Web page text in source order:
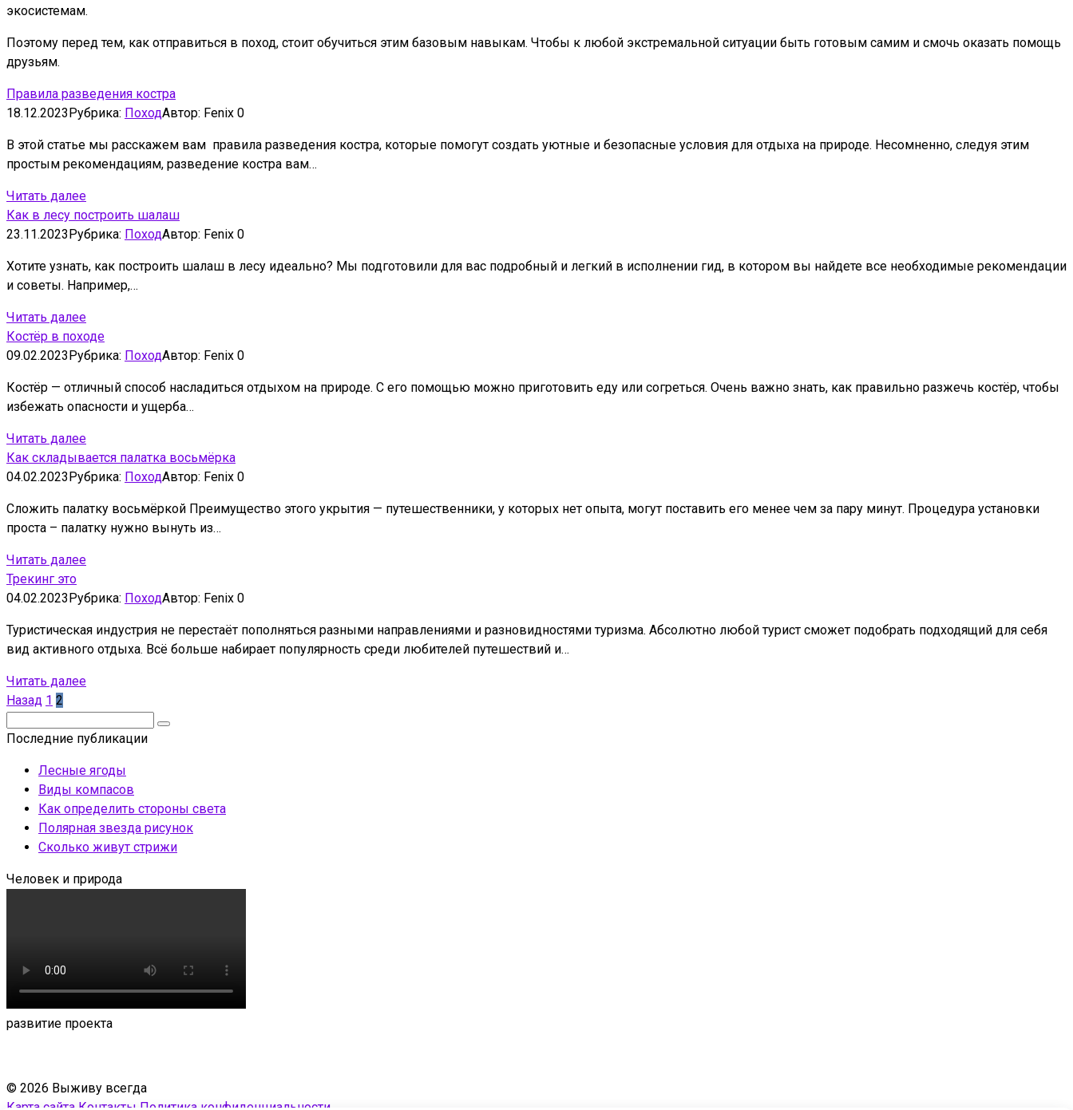
экосистемам.
Поэтому перед тем, как отправиться в поход, стоит обучиться этим базовым навыкам. Чтобы к любой экстремальной ситуации быть готовым самим и смочь оказать помощь
друзьям.
Правила разведения костра
18.12.2023Рубрика: ПоходАвтор: Fenix 0
В этой статье мы расскажем вам правила разведения костра, которые помогут создать уютные и безопасные условия для отдыха на природе. Несомненно, следуя этим
простым рекомендациям, разведение костра вам…
Читать далее
Как в лесу построить шалаш
23.11.2023Рубрика: ПоходАвтор: Fenix 0
Хотите узнать, как построить шалаш в лесу идеально? Мы подготовили для вас подробный и легкий в исполнении гид, в котором вы найдете все необходимые рекомендации
и советы. Например,…
Читать далее
Костёр в походе
09.02.2023Рубрика: ПоходАвтор: Fenix 0
Костёр — отличный способ насладиться отдыхом на природе. С его помощью можно приготовить еду или согреться. Очень важно знать, как правильно разжечь костёр, чтобы
избежать опасности и ущерба…
Читать далее
Как складывается палатка восьмёрка
04.02.2023Рубрика: ПоходАвтор: Fenix 0
Сложить палатку восьмёркой Преимущество этого укрытия — путешественники, у которых нет опыта, могут поставить его менее чем за пару минут. Процедура установки
проста – палатку нужно вынуть из…
Читать далее
Трекинг это
04.02.2023Рубрика: ПоходАвтор: Fenix 0
Туристическая индустрия не перестаёт пополняться разными направлениями и разновидностями туризма. Абсолютно любой турист сможет подобрать подходящий для себя
вид активного отдыха. Всё больше набирает популярность среди любителей путешествий и…
Читать далее
Пагинация
Назад 1 2
Последние публикации
Лесные ягоды
Виды компасов
Как определить стороны света
Полярная звезда рисунок
Сколько живут стрижи
Человек и природа
развитие проекта
© 2026 Выживу всегда